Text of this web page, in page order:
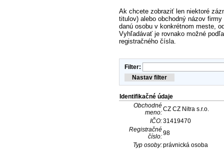
Ak chcete zobraziť len niektoré
titulov) alebo obchodný názov
danú osobu v konkrétnom meste,
Vyhľadávať je rovnako možné
registračného čísla.
Filter:
Identifikačné údaje
Obchodné
meno:CZ CZ Nitra s.r.o.
IČO:31419470
Registračné
číslo:98
Typ osoby:právnická osoba